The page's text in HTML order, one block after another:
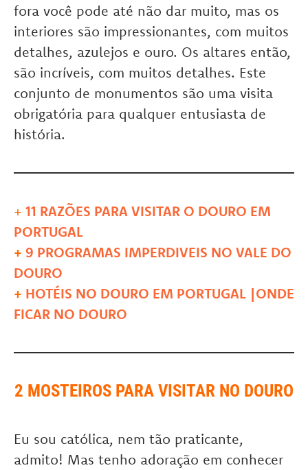
fora você pode até não dar muito, mas os
interiores são impressionantes, com muitos
detalhes, azulejos e ouro. Os altares então,
são incríveis, com muitos detalhes. Este
conjunto de monumentos são uma visita
obrigatória para qualquer entusiasta de
história.
+ 11 RAZÕES PARA VISITAR O DOURO EM
PORTUGAL
+ 9 PROGRAMAS IMPERDIVEIS NO VALE DO
DOURO
+ HOTÉIS NO DOURO EM PORTUGAL |ONDE
FICAR NO DOURO
2 MOSTEIROS PARA VISITAR NO DOURO
Eu sou católica, nem tão praticante,
admito! Mas tenho adoração em conhecer